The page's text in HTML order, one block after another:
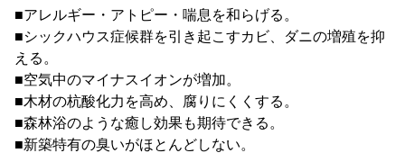
■アレルギー・アトピー・喘息を和らげる。
■シックハウス症候群を引き起こすカビ、ダニの増殖を抑
える。
■空気中のマイナスイオンが増加。
■木材の杭酸化力を高め、腐りにくくする。
■森林浴のような癒し効果も期待できる。
■新築特有の臭いがほとんどしない。